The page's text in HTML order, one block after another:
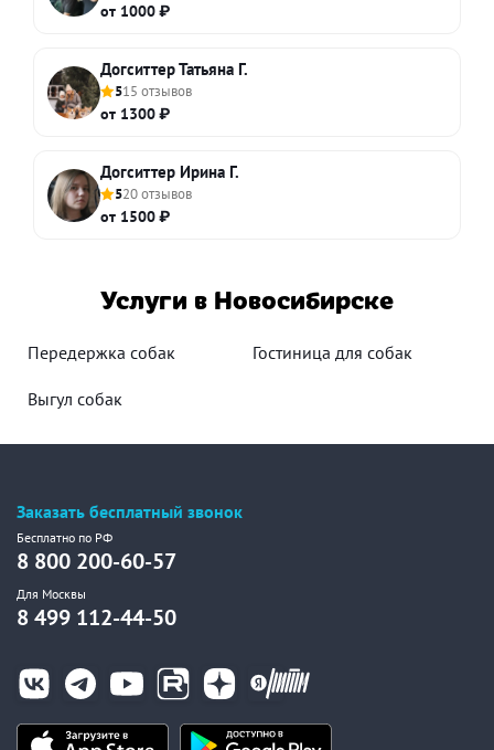
от 1000 ₽
Догситтер Татьяна Г.
515 отзывов
от 1300 ₽
Догситтер Ирина Г.
520 отзывов
от 1500 ₽
Услуги в Новосибирске
Передержка собак Гостиница для собак
Выгул собак
Заказать бесплатный звонок
Бесплатно по РФ
8 800 200-60-57
Для Москвы
8 499 112-44-50